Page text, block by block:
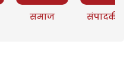
समाज संपादकीय